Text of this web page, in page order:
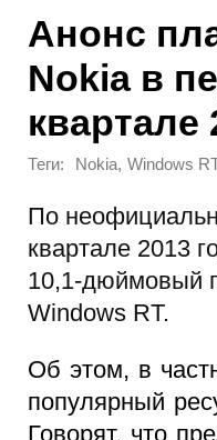
Анонс
Nokia в
квартале
Теги: Nokia, Windows
По
квартале 2013
10,1-дюймовый
Windows RT.
Об этом, в
популярный
Говорят, что